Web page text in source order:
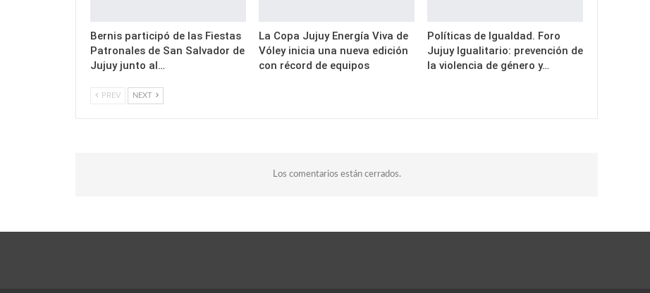
Bernis participó de las Fiestas
Patronales de San Salvador de
Jujuy junto al…
La Copa Jujuy Energía Viva de
Vóley inicia una nueva edición
con récord de equipos
Políticas de Igualdad. Foro
Jujuy Igualitario: prevención de
la violencia de género y…
PREV NEXT
Los comentarios están cerrados.